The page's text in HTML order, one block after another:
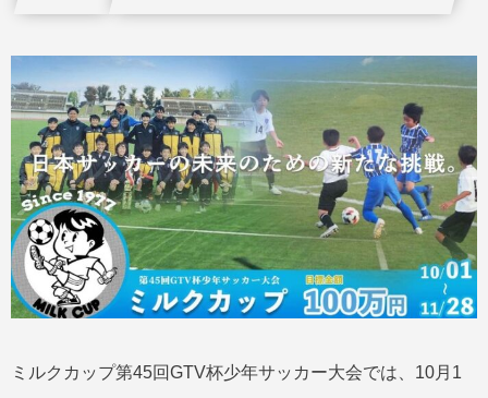
ミルクカップ第45回GTV杯少年サッカー大会では、10月1